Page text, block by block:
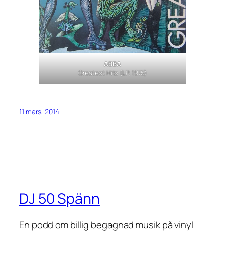
ABBA
Greatest Hits (LP, 1975)
11 mars, 2014
DJ 50 Spänn
En podd om billig begagnad musik på vinyl